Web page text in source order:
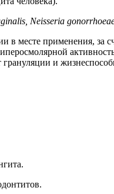
Neisseria
месте применения, за
и